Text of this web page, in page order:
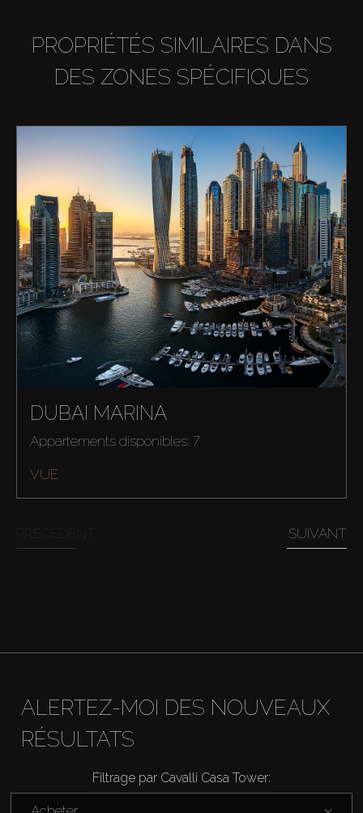
Acheter
PROPRIÉTÉS SIMILAIRES DANS
DES ZONES SPÉCIFIQUES
DUBAI MARINA
Appartements disponibles: 7
VUE
SUIVANT
ALERTEZ-MOI DES NOUVEAUX
RÉSULTATS
Filtrage par Cavalli Casa Tower: